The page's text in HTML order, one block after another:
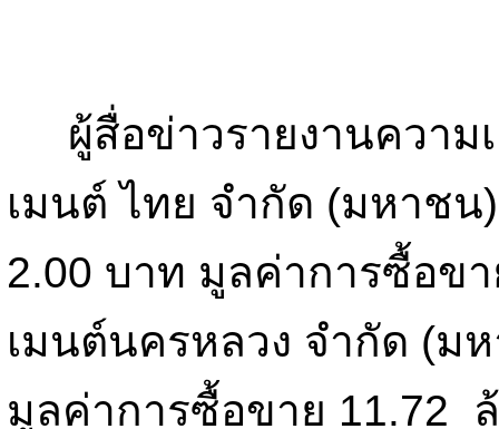
ผู้สื่อข่าวรายงานความ
เมนต์ ไทย จำกัด (มหาชน
2.00 บาท มูลค่าการซื้อข
เมนต์นครหลวง จำกัด (ม
มูลค่าการซื้อขาย 11.72